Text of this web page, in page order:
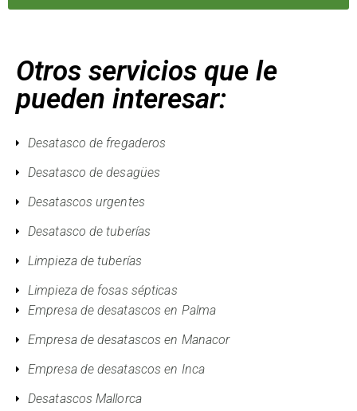
Otros servicios que le
pueden interesar:
Desatasco de fregaderos
Desatasco de desagües
Desatascos urgentes
Desatasco de tuberías
Limpieza de tuberías
Limpieza de fosas sépticas
Empresa de desatascos en Palma
Empresa de desatascos en Manacor
Empresa de desatascos en Inca
Desatascos Mallorca